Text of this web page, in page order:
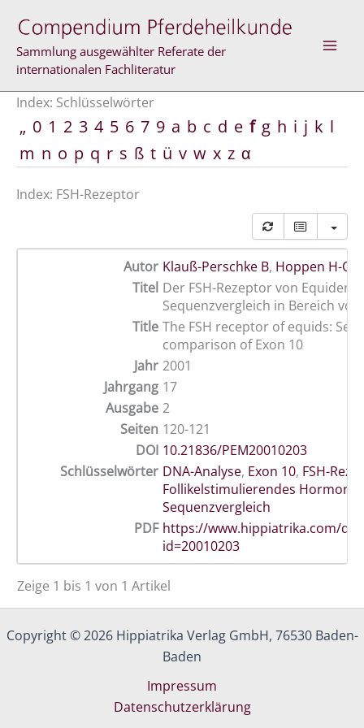
Inhalt
springen
Sammlung ausgewählter Referate der
internationalen Fachliteratur
Index: Schlüsselwörter
„ 0 1 2 3 4 5 6 7 9 a b c d e f g h i j k l
m n o p q r s ß t ü v w x z α
Index: FSH-Rezeptor
Autor Klauß-Perschke B, Hoppen H-O
Titel Der FSH-Rezeptor von Equiden:
Sequenzvergleich in Bereich von
Title The FSH receptor of equids:
comparison of Exon 10
Jahr 2001
Jahrgang 17
Ausgabe 2
Seiten 120-121
DOI 10.21836/PEM20010203
Schlüsselwörter DNA-Analyse, Exon 10, FSH-
Follikelstimulierendes Hormon
Sequenzvergleich
PDF https://www.hippiatrika.com/
id=20010203
Zeige 1 bis 1 von 1 Artikel
Copyright © 2026 Hippiatrika Verlag GmbH, 76530 Baden-
Baden
Impressum
Datenschutzerklärung